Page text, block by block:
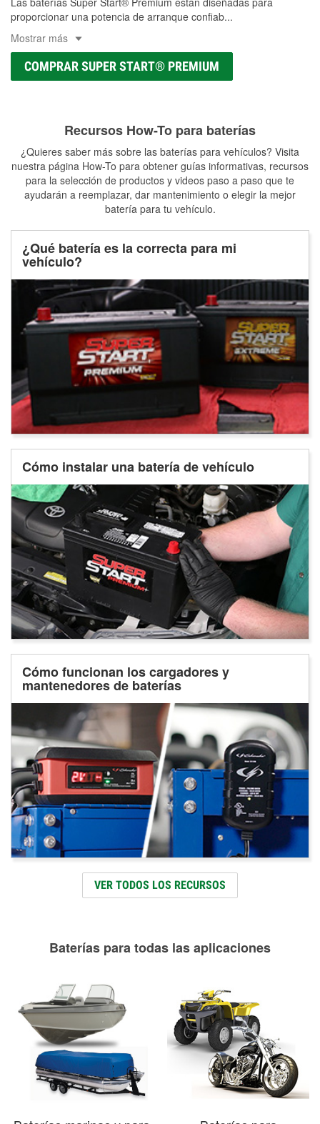
proporcionar una potencia de arranque confiab...
Mostrar más
COMPRAR SUPER START® PREMIUM
Recursos How-To para baterías
¿Quieres saber más sobre las baterías para vehículos? Visita
nuestra página How-To para obtener guías informativas, recursos
para la selección de productos y videos paso a paso que te
ayudarán a reemplazar, dar mantenimiento o elegir la mejor
batería para tu vehículo.
¿Qué batería es la correcta para mi
vehículo?
Cómo instalar una batería de vehículo
Cómo funcionan los cargadores y
mantenedores de baterías
VER TODOS LOS RECURSOS
Baterías para todas las aplicaciones